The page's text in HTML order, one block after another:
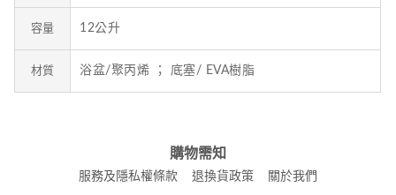
容量 12公升
材質 浴盆/聚丙烯 ； 底塞/ EVA樹脂
購物需知
服務及隱私權條款 退換貨政策 關於我們